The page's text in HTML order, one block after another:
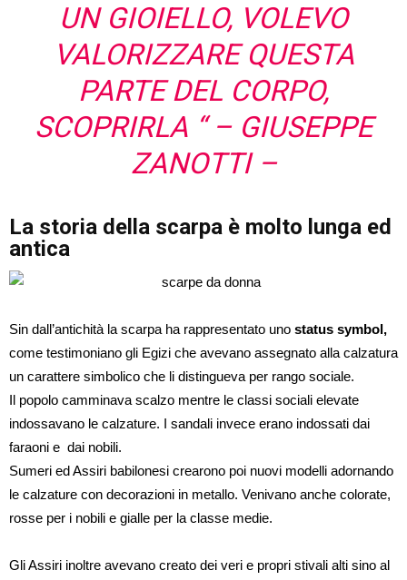
UN GIOIELLO, VOLEVO
VALORIZZARE QUESTA
PARTE DEL CORPO,
SCOPRIRLA “ – GIUSEPPE
ZANOTTI–
La storia della scarpa è molto lunga ed
antica
Sin dall’antichità la scarpa ha rappresentato uno status symbol,
come testimoniano gli Egizi che avevano assegnato alla calzatura
un carattere simbolico che li distingueva per rango sociale.
Il popolo camminava scalzo mentre le classi sociali elevate
indossavano le calzature. I sandali invece erano indossati dai
faraoni e dai nobili.
Sumeri ed Assiri babilonesi crearono poi nuovi modelli adornando
le calzature con decorazioni in metallo. Venivano anche colorate,
rosse per i nobili e gialle per la classe medie.
Gli Assiri inoltre avevano creato dei veri e propri stivali alti sino al